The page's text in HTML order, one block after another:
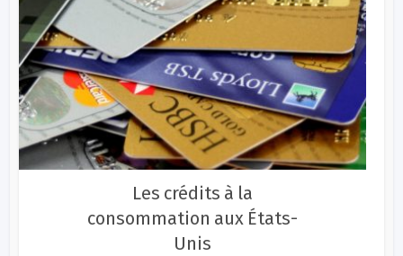
Les crédits à la
consommation aux États-
Unis